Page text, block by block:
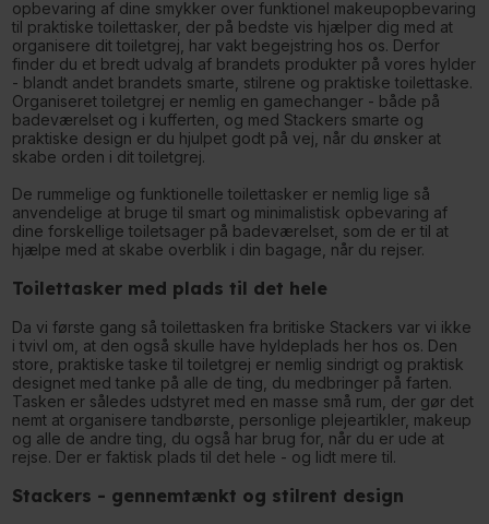
opbevaring af dine smykker over funktionel makeupopbevaring
til praktiske toilettasker, der på bedste vis hjælper dig med at
organisere dit toiletgrej, har vakt begejstring hos os. Derfor
finder du et bredt udvalg af brandets produkter på vores hylder
- blandt andet brandets smarte, stilrene og praktiske toilettaske.
Organiseret toiletgrej er nemlig en gamechanger - både på
badeværelset og i kufferten, og med Stackers smarte og
praktiske design er du hjulpet godt på vej, når du ønsker at
skabe orden i dit toiletgrej.
De rummelige og funktionelle toilettasker er nemlig lige så
anvendelige at bruge til smart og minimalistisk opbevaring af
dine forskellige toiletsager på badeværelset, som de er til at
hjælpe med at skabe overblik i din bagage, når du rejser.
Toilettasker med plads til det hele
Da vi første gang så toilettasken fra britiske Stackers var vi ikke
i tvivl om, at den også skulle have hyldeplads her hos os. Den
store, praktiske taske til toiletgrej er nemlig sindrigt og praktisk
designet med tanke på alle de ting, du medbringer på farten.
Tasken er således udstyret med en masse små rum, der gør det
nemt at organisere tandbørste, personlige plejeartikler, makeup
og alle de andre ting, du også har brug for, når du er ude at
rejse. Der er faktisk plads til det hele - og lidt mere til.
Stackers - gennemtænkt og stilrent design